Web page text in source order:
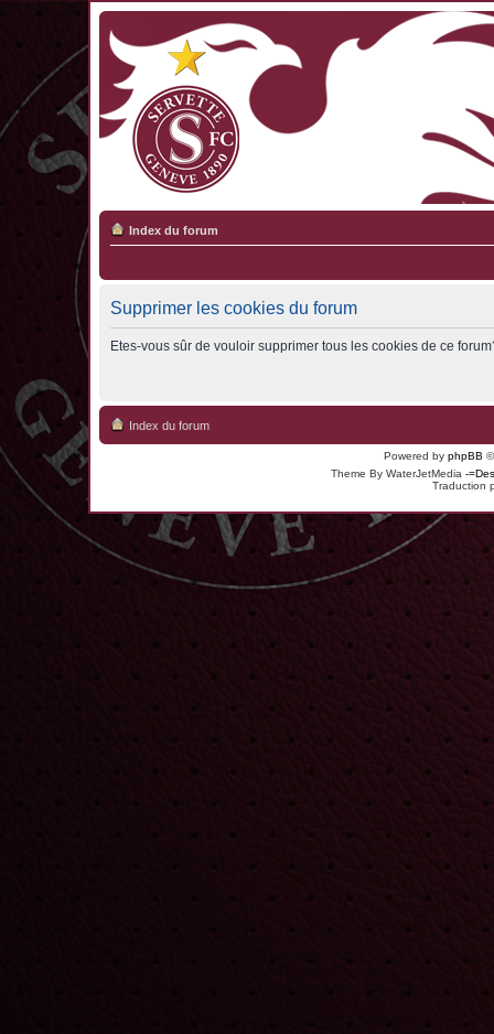
Index du forum
Supprimer les cookies du forum
Etes-vous sûr de vouloir supprimer tous les cookies de ce
Index du forum
Powered by phpBB
Theme By WaterJetMedia -
Traduction